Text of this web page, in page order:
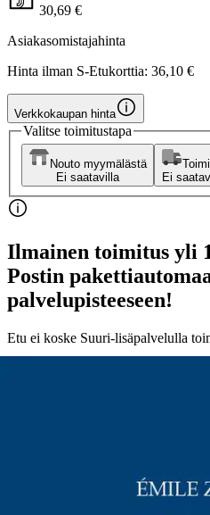
30,69 €
Asiakasomistajahinta
Hinta ilman S-Etukorttia: 36,10 €
Verkkokaupan hinta
Valitse toimitustapa
Nouto myymälästä
Ei saatavilla
Ei
Ilmainen toimitus yli
Postin
palvelupisteeseen!
Etu ei koske Suuri‑lisäpalvelulla